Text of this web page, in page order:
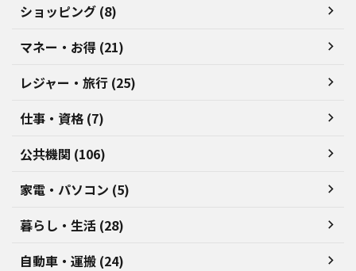
ショッピング (8)
マネー・お得 (21)
レジャー・旅行 (25)
仕事・資格 (7)
公共機関 (106)
家電・パソコン (5)
暮らし・生活 (28)
自動車・運搬 (24)